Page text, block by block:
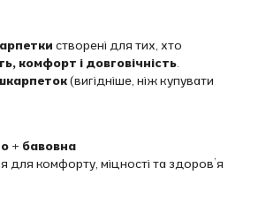
створені для тих, хто
комфорт і довговічність
(вигідніше, ніж купувати
+ бавовна
для комфорту, міцності та здоров’я